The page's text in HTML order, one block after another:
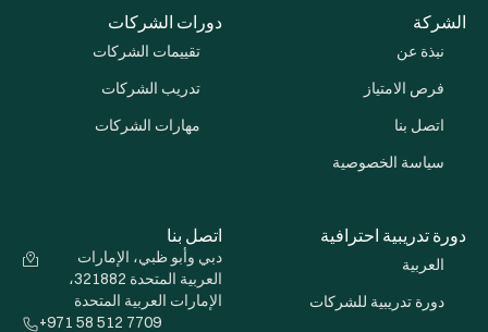
الشركة
نبذة عن
فرص الامتياز
اتصل بنا
سياسة الخصوصية
دورات الشركات
تقييمات الشركات
تدريب الشركات
مهارات الشركات
دورة تدريبية احترافية
العربية
دورة تدريبية للشركات
اتصل بنا
دبي وأبو ظبي، الإمارات
العربية المتحدة 321882،
الإمارات العربية المتحدة
+971 58 512 7709